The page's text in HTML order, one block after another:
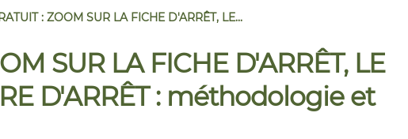
: ZOOM SUR LA FICHE D'ARRÊT, LE...
SUR LA FICHE D'ARRÊT, LE
D'ARRÊT : méthodologie et